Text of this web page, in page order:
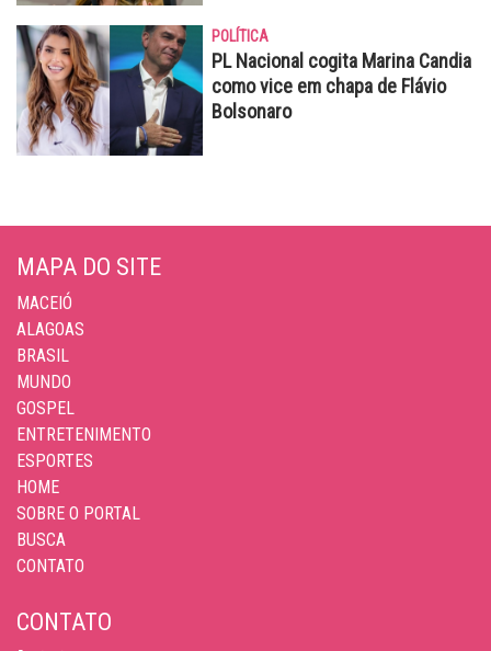
POLÍTICA
PL Nacional cogita Marina Candia
como vice em chapa de Flávio
Bolsonaro
MAPA DO SITE
MACEIÓ
ALAGOAS
BRASIL
MUNDO
GOSPEL
ENTRETENIMENTO
ESPORTES
HOME
SOBRE O PORTAL
BUSCA
CONTATO
CONTATO